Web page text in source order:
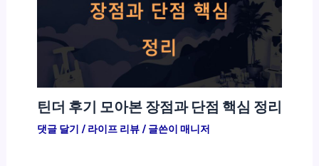
틴더 후기 모아본 장점과 단점 핵심 정리
댓글 달기 / 라이프 리뷰/ 글쓴이 매니저